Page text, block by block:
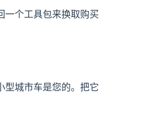
一个工具包来换取购买
型城市车是您的。把它